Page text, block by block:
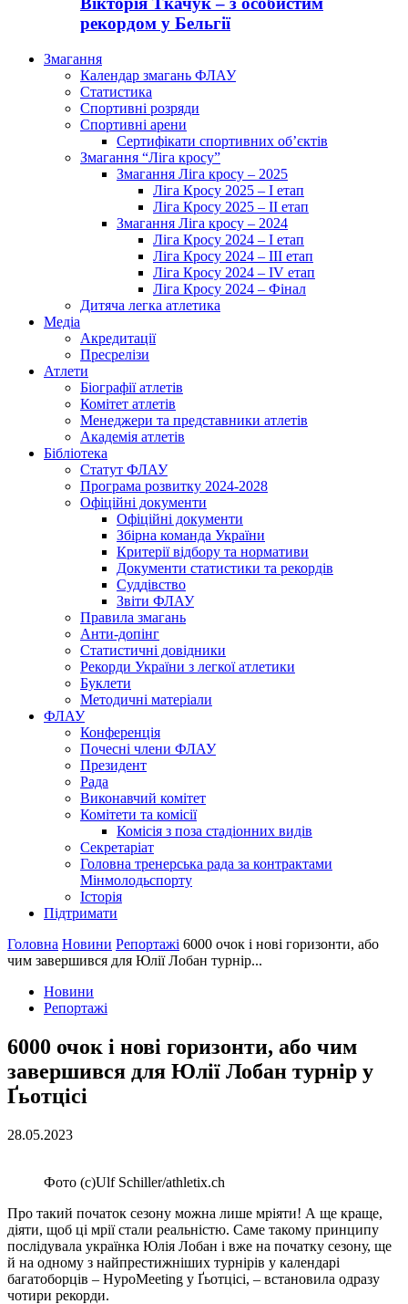
рекордом у Бельгії
Змагання
Календар змагань ФЛАУ
Статистика
Спортивні розряди
Спортивні арени
Сертифікати спортивних об’єктів
Змагання “Ліга кросу”
Змагання Ліга кросу – 2025
Ліга Кросу 2025 – I етап
Ліга Кросу 2025 – II етап
Змагання Ліга кросу – 2024
Ліга Кросу 2024 – I етап
Ліга Кросу 2024 – III етап
Ліга Кросу 2024 – IV етап
Ліга Кросу 2024 – Фінал
Дитяча легка атлетика
Медіа
Акредитації
Пресрелізи
Атлети
Біографії атлетів
Комітет атлетів
Менеджери та представники атлетів
Академія атлетів
Бібліотека
Статут ФЛАУ
Програма розвитку 2024-2028
Офіційні документи
Офіційні документи
Збірна команда України
Критерії відбору та нормативи
Документи статистики та рекордів
Суддівство
Звіти ФЛАУ
Правила змагань
Анти-допінг
Статистичні довідники
Рекорди України з легкої атлетики
Буклети
Методичні матеріали
ФЛАУ
Конференція
Почесні члени ФЛАУ
Президент
Рада
Виконавчий комітет
Комітети та комісії
Комісія з поза стадіонних видів
Секретаріат
Головна тренерська рада за контрактами
Мінмолодьспорту
Історія
Підтримати
Головна Новини Репортажі 6000 очок і нові горизонти, або
чим завершився для Юлії Лобан турнір...
Новини
Репортажі
6000 очок і нові горизонти, або чим
завершився для Юлії Лобан турнір у
Ґьотцісі
28.05.2023
Фото (c)Ulf Schiller/athletix.ch
Про такий початок сезону можна лише мріяти! А ще краще,
діяти, щоб ці мрії стали реальністю. Саме такому принципу
послідувала українка Юлія Лобан і вже на початку сезону, ще
й на одному з найпрестижніших турнірів у календарі
багатоборців – HypoMeeting у Ґьотцісі, – встановила одразу
чотири рекорди.